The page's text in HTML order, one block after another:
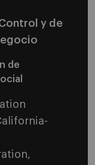
y de
de